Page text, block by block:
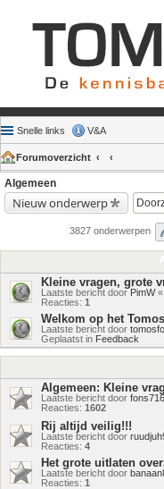
Snelle links V&A
Forumoverzicht
Algemeen
Nieuw onderwerp
3827 onderwerpen
Kleine vragen, grote
Laatste bericht doorPimW«
Reacties: 1
Welkom op het
Laatste bericht door
Geplaatst in Feedback
Algemeen: Kleine
Laatste bericht door fons716
Reacties: 1602
Rij altijd veilig!!!
Laatste bericht door
Reacties: 4
Het grote uitlaten
Laatste bericht door
Reacties: 1